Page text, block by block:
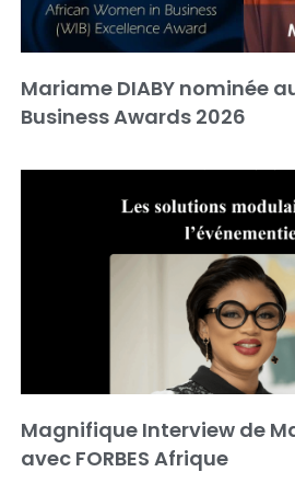
Mariame DIABY nominée
Business Awards 2026
Magnifique Interview de
avec FORBES Afrique